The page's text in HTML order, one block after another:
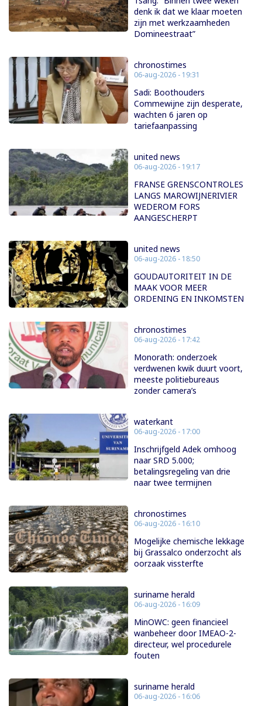
denk ik dat we klaar moeten
zijn met werkzaamheden
Domineestraat”
chronostimes
06-aug-2026 - 19:31
Sadi: Boothouders
Commewijne zijn desperate,
wachten 6 jaren op
tariefaanpassing
united news
06-aug-2026 - 19:17
FRANSE GRENSCONTROLES
LANGS MAROWIJNERIVIER
WEDEROM FORS
AANGESCHERPT
united news
06-aug-2026 - 18:50
GOUDAUTORITEIT IN DE
MAAK VOOR MEER
ORDENING EN INKOMSTEN
chronostimes
06-aug-2026 - 17:42
Monorath: onderzoek
verdwenen kwik duurt voort,
meeste politiebureaus
zonder camera’s
waterkant
06-aug-2026 - 17:00
Inschrijfgeld Adek omhoog
naar SRD 5.000;
betalingsregeling van drie
naar twee termijnen
chronostimes
06-aug-2026 - 16:10
Mogelijke chemische lekkage
bij Grassalco onderzocht als
oorzaak vissterfte
suriname herald
06-aug-2026 - 16:09
MinOWC: geen financieel
wanbeheer door IMEAO-2-
directeur, wel procedurele
fouten
suriname herald
06-aug-2026 - 16:06